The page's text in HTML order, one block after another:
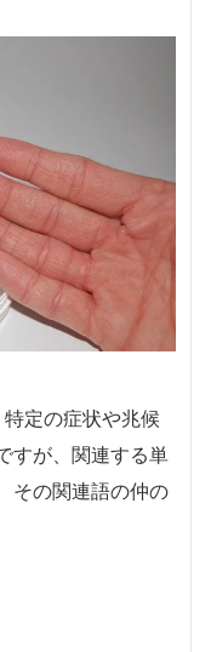
定の症状や兆候
すが、関連する単
その関連語の仲の